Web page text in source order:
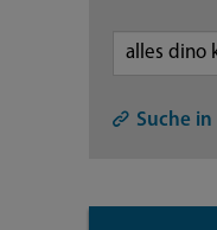
Suche in